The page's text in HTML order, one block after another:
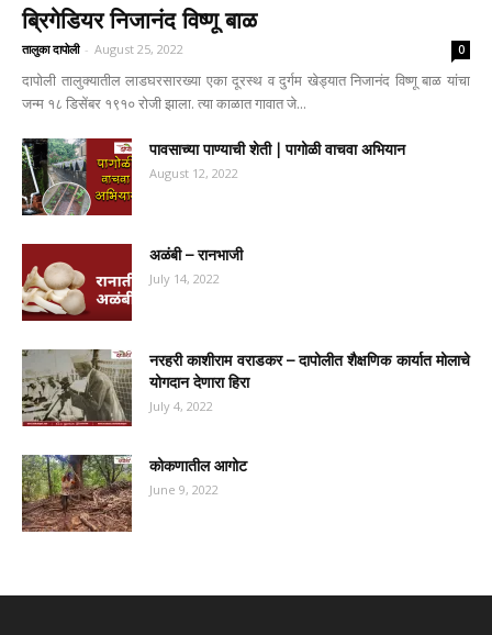
ब्रिगेडियर निजानंद विष्णू बाळ
तालुका दापोली - August 25, 2022 0
दापोली तालुक्यातील लाडघरसारख्या एका दूरस्थ व दुर्गम खेड्यात निजानंद विष्णू बाळ यांचा
जन्म १८ डिसेंबर १९१० रोजी झाला. त्या काळात गावात जे...
पावसाच्या पाण्याची शेती | पागोळी वाचवा अभियान
August 12, 2022
अळंबी – रानभाजी
July 14, 2022
नरहरी काशीराम वराडकर – दापोलीत शैक्षणिक कार्यात मोलाचे
योगदान देणारा हिरा
July 4, 2022
कोकणातील आगोट
June 9, 2022